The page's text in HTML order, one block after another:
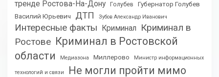
тренде Ростова-На-Дону Голубев
Губернатор Голубев
Василий Юрьевич
ДТП Зубов Александр Иванович
Интересные факты Криминал
Криминал в
Ростове Криминал в Ростовской
области
Медиазона Миллерово Министр информационных
технологий и связи Не могли пройти мимо